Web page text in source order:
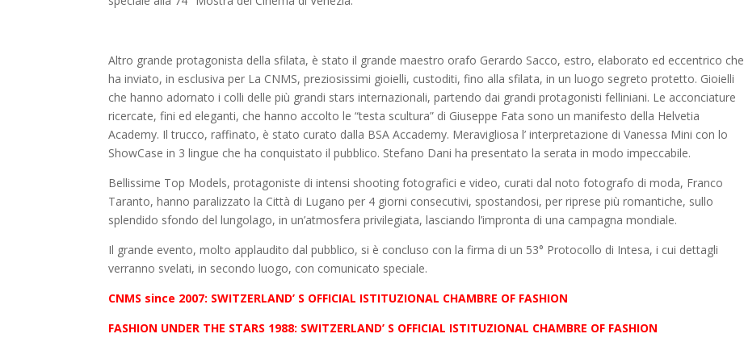
Altro grande protagonista della sfilata, è stato il grande maestro orafo Gerardo Sacco, estro, elaborato ed eccentrico che
ha inviato, in esclusiva per La CNMS, preziosissimi gioielli, custoditi, fino alla sfilata, in un luogo segreto protetto. Gioielli
che hanno adornato i colli delle più grandi stars internazionali, partendo dai grandi protagonisti felliniani. Le acconciature
ricercate, fini ed eleganti, che hanno accolto le “testa scultura” di Giuseppe Fata sono un manifesto della Helvetia
Academy. Il trucco, raffinato, è stato curato dalla BSA Accademy. Meravigliosa l’ interpretazione di Vanessa Mini con lo
ShowCase in 3 lingue che ha conquistato il pubblico. Stefano Dani ha presentato la serata in modo impeccabile.
Bellissime Top Models, protagoniste di intensi shooting fotografici e video, curati dal noto fotografo di moda, Franco
Taranto, hanno paralizzato la Città di Lugano per 4 giorni consecutivi, spostandosi, per riprese più romantiche, sullo
splendido sfondo del lungolago, in un’atmosfera privilegiata, lasciando l’impronta di una campagna mondiale.
Il grande evento, molto applaudito dal pubblico, si è concluso con la firma di un 53° Protocollo di Intesa, i cui dettagli
verranno svelati, in secondo luogo, con comunicato speciale.
CNMS since 2007: SWITZERLAND’ S OFFICIAL ISTITUZIONAL CHAMBRE OF FASHION
FASHION UNDER THE STARS 1988: SWITZERLAND’ S OFFICIAL ISTITUZIONAL CHAMBRE OF FASHION